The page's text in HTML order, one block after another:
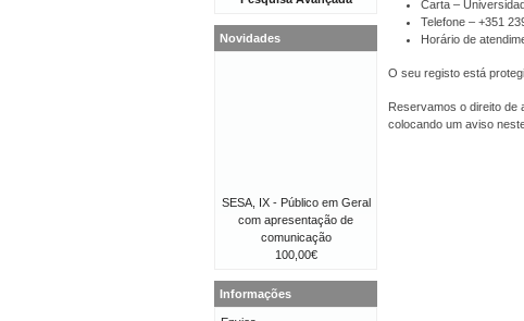
Carta –
Telefone – +351
Horário de
O seu registo está
Reservamos o direito de
colocando um aviso
Novidades
SESA, IX - Público em Geral
com apresentação de
comunicação
100,00€
Informações